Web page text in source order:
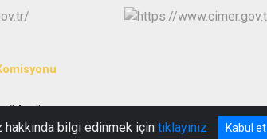
Mardin
hakkında bilgi edinmek için tıklayınız Kabul et